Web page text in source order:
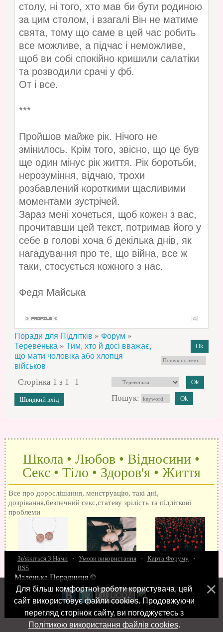
столу, ні того, хто мав би бути родиною
за цим столом, і взагалі Він не матиме
свята, тому що саме в цей час робить
все можливе, а підчас і неможливе,
щоб ви собі спокійно кришили салатіки
та розводили срачі у фб.
От і все.
***
Пройшов майже рік. Нічого не
змінилось. Крім того, звісно, що це був
ще один мінус рік життя. Рік боротьби,
нерозуміння, відчаю, трохи
розбавлений короткими щасливими
моментами зустрічей.
Зараз мені хочеться, щоб кожен з вас,
прочитавши цей текст, потримав його у
себе в голові хоча б декілька днів, як
нагадування про те, що війна, все ж
таки, стосується кожного з нас.
Федя Майська
Поради для Підлітків » Форум »
Теревенька » Тим, хто й досі вважає,
що мати чоловіка або хлопця
військов
Сторінка 1 з 1
1
Пошук:
Школа • Любов • Відносини •
Секс • Тіло • Здоров'я • Життя
Все про дорослішання, менструацію, такі дні,
дозрівання,безпечний секс,статеву зрілість та підліткові
проблеми
15 запитань про секс Як досягти оргазм
поцілунки Позбуваємось синців завагітніти після першого разу Хлопець хоче сексу
робити мінєт"Люблю" і "кохаю" різниця Про перший секс Займатися сексом
Зв'яжіться З Нами · Умови використання · Карта Форуму
·
RSS
Маленька Порадниця ©
Для більш комфортної роботи користувача, цей
сайт використовує файли cookies. Продовжуючи
перегляд сторінок сайту, ви погоджуєтесь з
Політикою використання файлів cookies.